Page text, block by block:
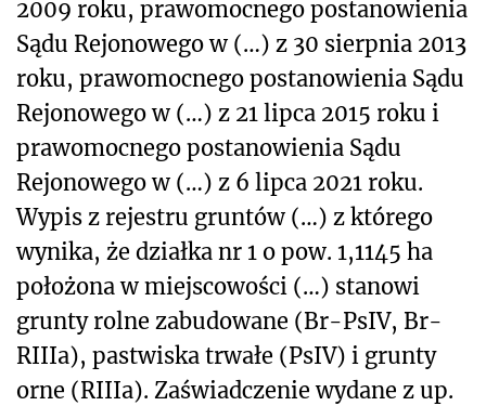
2009 roku, prawomocnego postanowienia
Sądu Rejonowego w (…) z 30 sierpnia 2013
roku, prawomocnego postanowienia Sądu
Rejonowego w (…) z 21 lipca 2015 roku i
prawomocnego postanowienia Sądu
Rejonowego w (…) z 6 lipca 2021 roku.
Wypis z rejestru gruntów (…) z którego
wynika, że działka nr 1 o pow. 1,1145 ha
położona w miejscowości (…) stanowi
grunty rolne zabudowane (Br-PsIV, Br-
RIIIa), pastwiska trwałe (PsIV) i grunty
orne (RIIIa). Zaświadczenie wydane z up.